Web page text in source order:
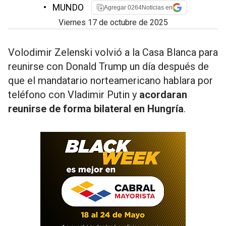
• MUNDO Agregar 0264Noticias en
viernes 17 de octubre de 2025
Volodimir Zelenski volvió a la Casa Blanca para
reunirse con Donald Trump un día después de
que el mandatario norteamericano hablara por
teléfono con Vladimir Putin y acordaran
reunirse de forma bilateral en Hungría.